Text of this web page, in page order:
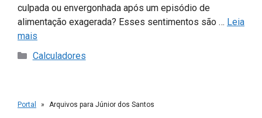
culpada ou envergonhada após um episódio de
alimentação exagerada? Esses sentimentos são … Leia
mais
Categorias
Calculadores
Portal » Arquivos para Júnior dos Santos